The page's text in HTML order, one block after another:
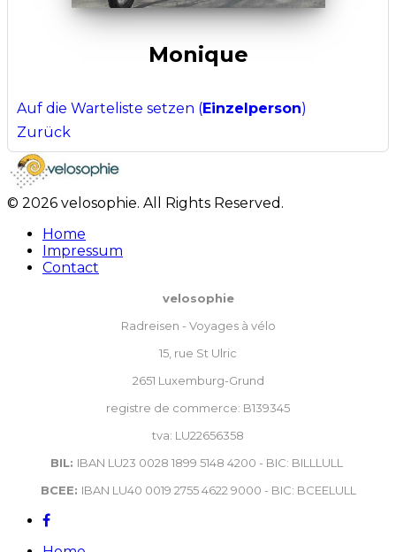
Monique
Auf die Warteliste setzen (Einzelperson)
Zurück
© 2026 velosophie. All Rights Reserved.
Home
Impressum
Contact
velosophie
Radreisen - Voyages à vélo
15, rue St Ulric
2651 Luxemburg-Grund
registre de commerce: B139345
tva: LU22656358
BIL: IBAN LU23 0028 1899 5148 4200 - BIC: BILLLULL
BCEE: IBAN LU40 0019 2755 4622 9000 - BIC: BCEELULL